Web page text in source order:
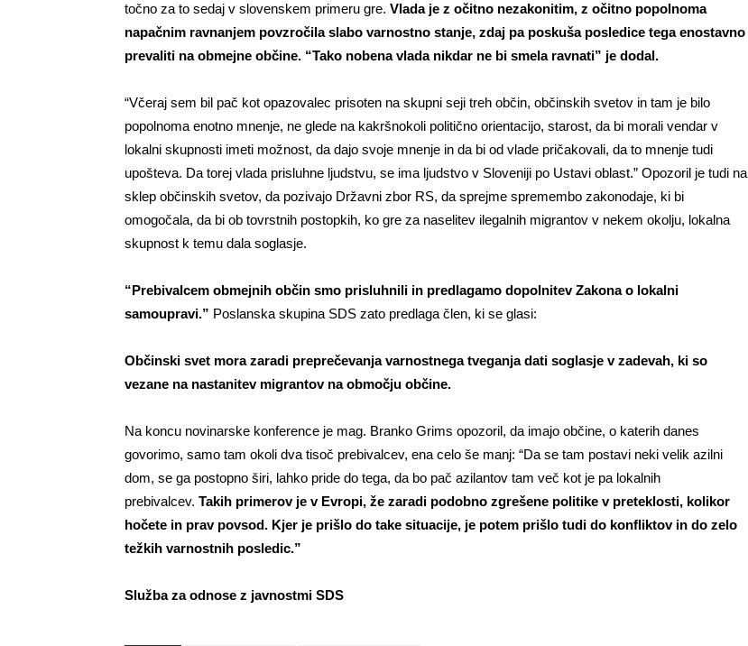
točno za to sedaj v slovenskem primeru gre. Vlada je z očitno nezakonitim, z očitno popolnoma
napačnim ravnanjem povzročila slabo varnostno stanje, zdaj pa poskuša posledice tega enostavno
prevaliti na obmejne občine. “Tako nobena vlada nikdar ne bi smela ravnati” je dodal.
“Včeraj sem bil pač kot opazovalec prisoten na skupni seji treh občin, občinskih svetov in tam je bilo
popolnoma enotno mnenje, ne glede na kakršnokoli politično orientacijo, starost, da bi morali vendar v
lokalni skupnosti imeti možnost, da dajo svoje mnenje in da bi od vlade pričakovali, da to mnenje tudi
upošteva. Da torej vlada prisluhne ljudstvu, se ima ljudstvo v Sloveniji po Ustavi oblast.” Opozoril je tudi na
sklep občinskih svetov, da pozivajo Državni zbor RS, da sprejme spremembo zakonodaje, ki bi
omogočala, da bi ob tovrstnih postopkih, ko gre za naselitev ilegalnih migrantov v nekem okolju, lokalna
skupnost k temu dala soglasje.
“Prebivalcem obmejnih občin smo prisluhnili in predlagamo dopolnitev Zakona o lokalni
samoupravi.” Poslanska skupina SDS zato predlaga člen, ki se glasi:
Občinski svet mora zaradi preprečevanja varnostnega tveganja dati soglasje v zadevah, ki so
vezane na nastanitev migrantov na območju občine.
Na koncu novinarske konference je mag. Branko Grims opozoril, da imajo občine, o katerih danes
govorimo, samo tam okoli dva tisoč prebivalcev, ena celo še manj: “Da se tam postavi neki velik azilni
dom, se ga postopno širi, lahko pride do tega, da bo pač azilantov tam več kot je pa lokalnih
prebivalcev. Takih primerov je v Evropi, že zaradi podobno zgrešene politike v preteklosti, kolikor
hočete in prav povsod. Kjer je prišlo do take situacije, je potem prišlo tudi do konfliktov in do zelo
težkih varnostnih posledic.”
Služba za odnose z javnostmi SDS